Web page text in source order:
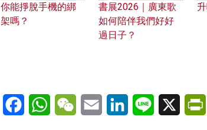
你能掙脫手機的綁
架嗎？
書展2026｜廣東歌
如何陪伴我們好好
過日子？
FacebookWhatsAppWeChatEmail LinkedInLine X